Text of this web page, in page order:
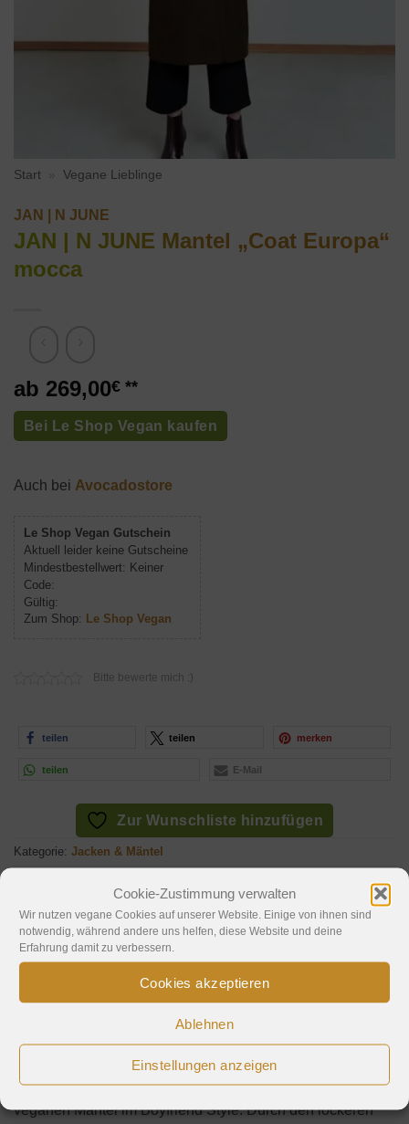
Cookie-Zustimmung verwalten
Wir nutzen vegane Cookies auf unserer Website. Einige von ihnen sind
notwendig, während andere uns helfen, diese Website und deine
Erfahrung damit zu verbessern.
Cookies akzeptieren
Ablehnen
Einstellungen anzeigen
Start Vegane Lieblinge
JAN | N JUNE
JAN | N JUNE Mantel „Coat Europa“
mocca
269,00€
Bei Le Shop Vegan kaufen
Auch bei Avocadostore
Le Shop Vegan Gutschein
Aktuell leider keine Gutscheine
Mindestbestellwert: Keiner
Code:
Gültig:
Zum Shop: Le Shop Vegan
Bitte bewerte mich :)
teilen teilen merken
teilen E-Mail
Zur Wunschliste hinzufügen
Kategorie: Jacken & Mäntel
PETA-Approved Vegan,
Wintermantel
Beschreibung
Hinweise
Bei dem JAN | N JUNE Europa handelt es sich um einen
veganen Mantel im Boyfriend Style. Durch den lockeren